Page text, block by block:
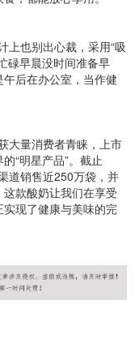
也别出心裁，采用“吸
碌早晨没时间准备早
后在办公室，当作健
大量消费者青睐，上市
“明星产品”。截止
道销售近250万袋，并
款酸奶让我们在享受
现了健康与美味的完